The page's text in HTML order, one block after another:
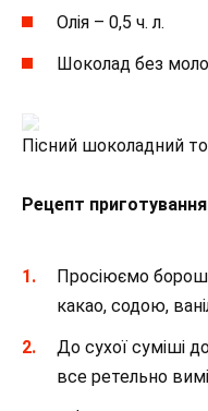
Олія – 0,5 ч. л.
Шоколад без
Пісний шоколадний
Рецепт
Просіюємо
какао, содою,
До сухої суміші
все ретельно